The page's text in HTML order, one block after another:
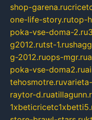
shop-garena.ru
one-life-story.rutop-
poka-vse-doma-2.ru
g2012.rutst-1.ru
g-2012.ruops-mgr.ru
poka-vse-doma2.ru
tehosmotre.ru
raytor-d.ru